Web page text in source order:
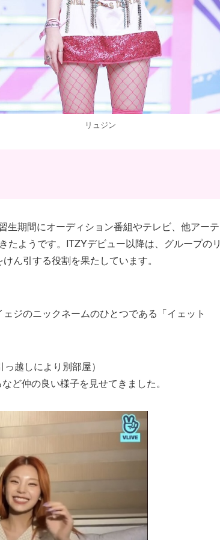
リュジン
期間にオーディション番組やテレビ、他アーテ
たようです。ITZYデビュー以降は、グループの
ん引する役割を果たしています。
ジのニックネームのひとつである「イェット
越しにより別部屋）
ど仲の良い様子を見せてきました。